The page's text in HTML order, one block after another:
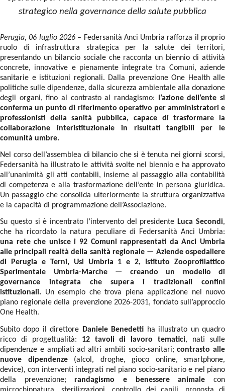
strategico nella governance della salute pubblica
Perugia, 06 luglio 2026 – Federsanità Anci Umbria rafforza il proprio
ruolo di infrastruttura strategica per la salute dei territori,
presentando un bilancio sociale che racconta un biennio di attività
concrete, innovative e pienamente integrate tra Comuni, aziende
sanitarie e istituzioni regionali. Dalla prevenzione One Health alle
politiche sulle dipendenze, dalla sicurezza ambientale alla donazione
degli organi, fino al contrasto al randagismo:
l’azione dell’ente si
conferma un punto di riferimento operativo per amministratori e
professionisti della sanità pubblica, capace di trasformare la
collaborazione interistituzionale in risultati tangibili per le
comunità umbre.
Nel corso dell’assemblea di bilancio che si è tenuta nei giorni scorsi,
Federsanità ha illustrato le attività svolte nel biennio e ha approvato
all’unanimità gli atti contabili, insieme al passaggio alla contabilità
di competenza e alla trasformazione dell’ente in persona giuridica.
Un passaggio che consolida ulteriormente la struttura organizzativa
e la capacità di programmazione dell’Associazione.
Su questo si è incentrato l’intervento del presidenteLuca Secondi,
che ha ricordato la natura peculiare di Federsanità Anci Umbria:
una rete che unisce i 92 Comuni rappresentati da Anci Umbria
alle principali realtà della sanità regionale — Aziende ospedaliere
di Perugia e Terni, Usl Umbria 1 e 2, Istituto Zooprofilattico
Sperimentale Umbria-Marche — creando un modello di
governance integrata che supera i tradizionali confini
istituzionali. Un esempio che trova piena applicazione nel nuovo
piano regionale della prevenzione 2026-2031, fondato sull’approccio
One Health.
Subito dopo il direttore Daniele Benedetti ha illustrato un quadro
ricco di progettualità: 12 tavoli di lavoro tematici, nati sulle
dipendenze e ampliati ad altri ambiti socio-sanitari;contrasto alle
nuove dipendenze(alcol, droghe, gioco online, smartphone,
device), con interventi integrati nel piano socio-sanitario e nel piano
della prevenzione;randagismo e benessere animale con